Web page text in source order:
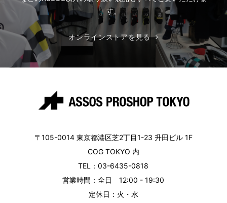
す。
オンラインストアを見る
〒105-0014 東京都港区芝2丁目1-23 升田ビル 1F
COG TOKYO 内
TEL：03-6435-0818
営業時間：全日 12:00 - 19:30
定休日：火・水